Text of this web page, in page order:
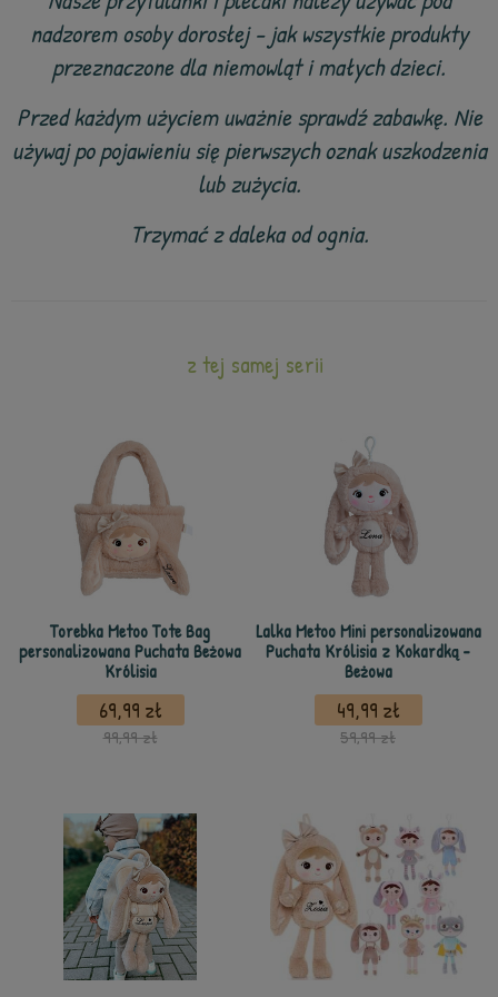
nadzorem osoby dorosłej - jak wszystkie produkty
przeznaczone dla niemowląt i małych dzieci.
Przed każdym użyciem uważnie sprawdź zabawkę. Nie
używaj po pojawieniu się pierwszych oznak uszkodzenia
lub zużycia.
Trzymać z daleka od ognia.
z tej samej serii
Torebka Metoo Tote Bag
personalizowana Puchata Beżowa
Królisia
69,99 zł
99,99 zł
Lalka Metoo Mini personalizowana
Puchata Królisia z Kokardką -
Beżowa
49,99 zł
59,99 zł